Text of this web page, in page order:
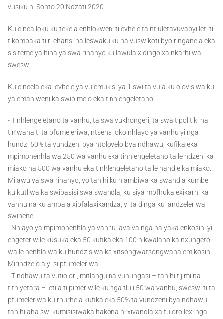
vusiku hi Sonto 20 Ndzati 2020.
Ku cinca loku ku tekela enhlokweni tilevhele ta ntluletavuvabyi leti ti
tikombaka ti ri ehansi na leswaku ku na vuswikoti byo ringanela eka
sisiteme ya hina ya swa rihanyo ku lawula xidingo xa nkarhi wa
sweswi.
Ku cincela eka levhele ya vulemukisi ya 1 swi ta vula ku olovisiwa ku
ya emahlweni ka swipimelo eka tinhlengeletano.
- Tinhlengeletano ta vanhu, ta swa vukhongeri, ta swa tipolitiki na
tin’wana ti ta pfumeleriwa, ntsena loko nhlayo ya vanhu yi nga
hundzi 50% ta vundzeni bya ntolovelo bya ndhawu, kufika eka
mpimohenhla wa 250 wa vanhu eka tinhlengeletano ta le ndzeni ka
miako na 500 wa vanhu eka tinhlengeletano ta le handle ka miako.
Milawu ya swa rihanyo, yo tanihi ku hlambiwa ka swandla kumbe
ku kutliwa ka swibasisi swa swandla, ku siya mpfhuka exikarhi ka
vanhu na ku ambala xipfalaxikandza, yi ta dinga ku landzeleriwa
swinene.
- Nhlayo ya mpimohenhla ya vanhu lava va nga ha yaka enkosini yi
engeteriwile kusuka eka 50 kufika eka 100 hikwalaho ka nxungeto
wa le henhla wa ku hundzisiwa ka xitsongwatsongwana emikosini.
Mirindzelo a yi si pfumeleriwa.
- Tindhawu ta vutiolori, mitlangu na vuhungasi – tanihi tijimi na
tithiyetara – leti a ti pimeriwile ku nga tluli 50 wa vanhu, sweswi ti ta
pfumeleriwa ku rhurhela kufika eka 50% ta vundzeni bya ndhawu
tanihilaha swi kumisisiwaka hakona hi xivandla xa fuloro lexi nga